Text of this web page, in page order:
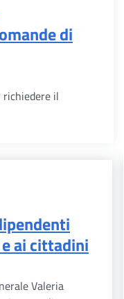
di
il
ai cittadini
Valeria